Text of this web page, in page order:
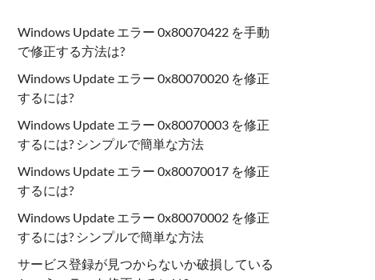
Windows Update エラー 0x80070422 を手動
で修正する方法は?
Windows Update エラー 0x80070020 を修正
するには?
Windows Update エラー 0x80070003 を修正
するには? シンプルで簡単な方法
Windows Update エラー 0x80070017 を修正
するには?
Windows Update エラー 0x80070002 を修正
するには? シンプルで簡単な方法
サービス登録が見つからないか破損している